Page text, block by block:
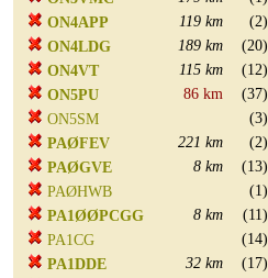
ON4APP
119 km
(2)
ON4LDG
189 km
(20)
ON4VT
115 km
(12)
ON5PU
86 km
(37)
ON5SM
(3)
PAØFEV
221 km
(2)
PAØGVE
8 km
(13)
PAØHWB
(1)
PA1ØØPCGG
8 km
(11)
PA1CG
(14)
PA1DDE
32 km
(17)